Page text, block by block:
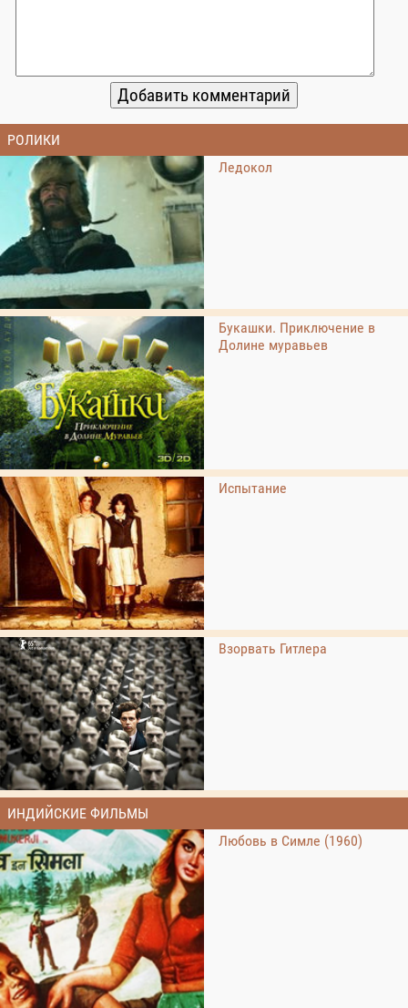
РОЛИКИ
Ледокол
Букашки. Приключение в
Долине муравьев
Испытание
Взорвать Гитлера
ИНДИЙСКИЕ ФИЛЬМЫ
Любовь в Симле (1960)